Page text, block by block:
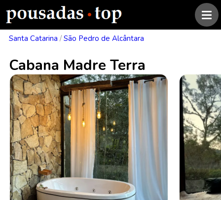
Santa Catarina / São Pedro de Alcântara
Cabana Madre Terra